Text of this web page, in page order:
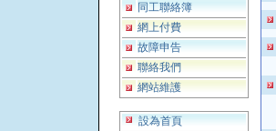
同工聯絡簿
網上付費
故障申告
聯絡我們
網站維護
設為首頁